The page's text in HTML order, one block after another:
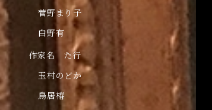
菅野まり子
白野有
作家名 た行
玉村のどか
鳥居椿